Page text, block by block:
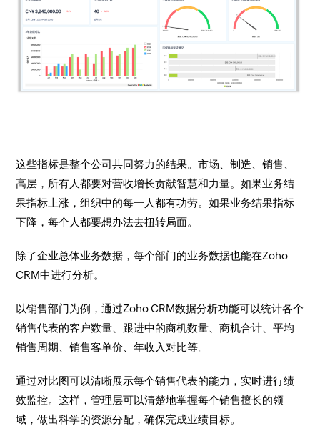
这些指标是整个公司共同努力的结果。市场、制造、销售、
高层，所有人都要对营收增长贡献智慧和力量。如果业务结
果指标上涨，组织中的每一人都有功劳。如果业务结果指标
下降，每个人都要想办法去扭转局面。
除了企业总体业务数据，每个部门的业务数据也能在Zoho
CRM中进行分析。
以销售部门为例，通过Zoho CRM数据分析功能可以统计各个
销售代表的客户数量、跟进中的商机数量、商机合计、平均
销售周期、销售客单价、年收入对比等。
通过对比图可以清晰展示每个销售代表的能力，实时进行绩
效监控。这样，管理层可以清楚地掌握每个销售擅长的领
域，做出科学的资源分配，确保完成业绩目标。